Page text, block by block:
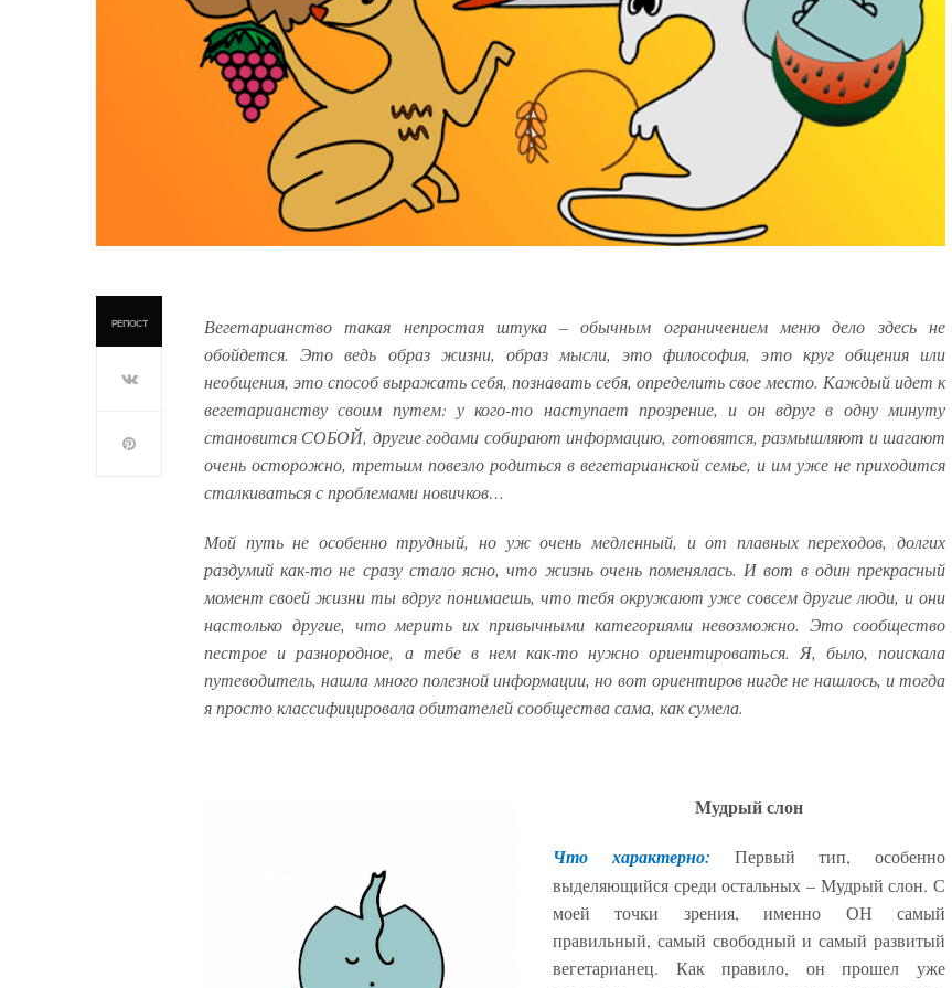
РЕПОСТ
Вегетарианство такая непростая штука – обычным ограничением меню дело здесь не
обойдется. Это ведь образ жизни, образ мысли, это философия, это круг общения или
необщения, это способ выражать себя, познавать себя, определить свое место. Каждый идет к
вегетарианству своим путем: у кого-то наступает прозрение, и он вдруг в одну минуту
становится СОБОЙ, другие годами собирают информацию, готовятся, размышляют и шагают
очень осторожно, третьим повезло родиться в вегетарианской семье, и им уже не приходится
сталкиваться с проблемами новичков…
Мой путь не особенно трудный, но уж очень медленный, и от плавных переходов, долгих
раздумий как-то не сразу стало ясно, что жизнь очень поменялась. И вот в один прекрасный
момент своей жизни ты вдруг понимаешь, что тебя окружают уже совсем другие люди, и они
настолько другие, что мерить их привычными категориями невозможно. Это сообщество
пестрое и разнородное, а тебе в нем как-то нужно ориентироваться. Я, было, поискала
путеводитель, нашла много полезной информации, но вот ориентиров нигде не нашлось, и тогда
я просто классифицировала обитателей сообщества сама, как сумела.
Мудрый слон
Что характерно: Первый тип, особенно
выделяющийся среди остальных – Мудрый слон. С
моей точки зрения, именно ОН самый
правильный, самый свободный и самый развитый
вегетарианец. Как правило, он прошел уже